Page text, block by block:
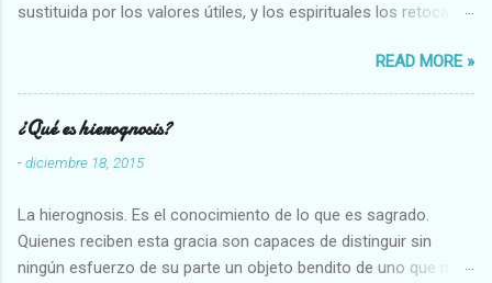
sustituida por los valores útiles, y los espirituales los retoca.
Abundante-Escaso,etc 2 VITALES Sano-Enfermo Selecto-
Vulgar Enérgico-Inerte Fuerte-Débil,etc. 3 ESPIRITUALES a)
Intelectuales Conocimiento-Error Exacto-Aproximado
Evidente-Probable,etc b) Morales Bueno-malo Bondadoso-
malvado Justo-Injusto Escrupuloso-Relajado Leal-Desleal,etc.
Armonioso-Inarmonioso 4 RELIGIOSOS Santo-Pr...
READ MORE »
¿Qué es hierognosis?
-diciembre 18, 2015
La hierognosis. Es el conocimiento de lo que es sagrado.
Quienes reciben esta gracia son capaces de distinguir sin
ningún esfuerzo de su parte un objeto bendito de uno que no